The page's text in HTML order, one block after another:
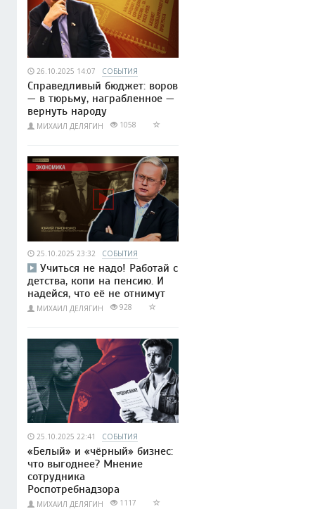
26.10.2025 14:07 СОБЫТИЯ
Справедливый бюджет: воров
— в тюрьму, награбленное —
вернуть народу
МИХАИЛ ДЕЛЯГИН 1058
25.10.2025 23:32 СОБЫТИЯ
Учиться не надо! Работай с
детства, копи на пенсию. И
надейся, что её не отнимут
МИХАИЛ ДЕЛЯГИН 928
25.10.2025 22:41 СОБЫТИЯ
«Белый» и «чёрный» бизнес:
что выгоднее? Мнение
сотрудника
Роспотребнадзора
МИХАИЛ ДЕЛЯГИН 1117